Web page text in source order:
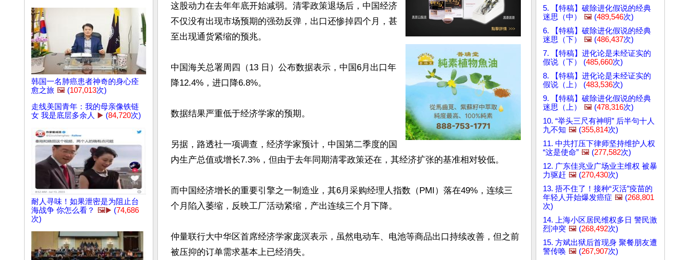
韩国一名肺癌患者神奇的身心痊
愈之旅 🖼️ (107,013次)
走线美国青年：我的母亲像铁链
女 我是底层多余人 ▶️ (84,720次)
耐人寻味！如果泄密是为阻止台
海战争 你怎么看？ 🖼️▶️ (74,686
次)
这股动力在去年年底开始减弱。清零政策退场后，中国经济
不仅没有出现市场预期的强劲反弹，出口还惨掉四个月，甚
至出现通货紧缩的预兆。
中国海关总署周四（13 日）公布数据表示，中国6月出口年
降12.4%，进口降6.8%。
数据结果严重低于经济学家的预期。
另据，路透社一项调查，经济学家预计，中国第二季度的国
内生产总值或增长7.3%，但由于去年同期清零政策还在，其经济扩张的基准相对较低。
而中国经济增长的重要引擎之一制造业，其6月采购经理人指数（PMI）落在49%，连续三
个月陷入萎缩，反映工厂活动紧缩，产出连续三个月下降。
仲量联行大中华区首席经济学家庞溟表示，虽然电动车、电池等商品出口持续改善，但之前
被压抑的订单需求基本上已经消失。
5. 【特稿】破除进化假说的经典
迷思（中）
🖼️ (489,546次)
6. 【特稿】破除进化假说的经典
迷思（下）
🖼️ (486,437次)
7. 【特稿】进化论是未经证实的
假说（下） (485,660次)
8. 【特稿】进化论是未经证实的
假说（上） (483,536次)
9. 【特稿】破除进化假说的经典
迷思（上）
🖼️ (478,316次)
10. “举头三尺有神明” 后半句十人
九不知 🖼️ (355,814次)
11. 中共打压下律师坚持维护人权
“这是使命” 🖼️ (277,582次)
12. 广东佳兆业广场业主维权 被暴
力驱赶 🖼️ (270,430次)
13. 捂不住了！接种“灭活”疫苗的
年轻人开始爆发癌症 🖼️ (268,801
次)
14. 上海小区居民维权多日 警民激
烈冲突 🖼️ (268,492次)
15. 方斌出狱后首现身 聚餐朋友遭
警传唤 🖼️ (267,907次)